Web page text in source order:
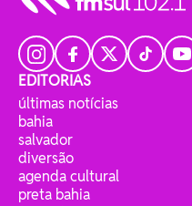
EDITORIAS
últimas notícias
bahia
salvador
diversão
agenda cultural
preta bahia